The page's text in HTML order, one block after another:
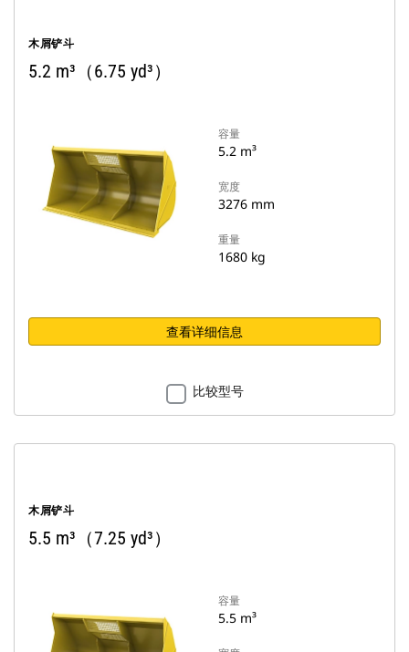
木屑铲斗
5.2 m³（6.75 yd³）
容量
5.2 m³
宽度
3276 mm
重量
1680 kg
查看详细信息
比较型号
木屑铲斗
5.5 m³（7.25 yd³）
容量
5.5 m³